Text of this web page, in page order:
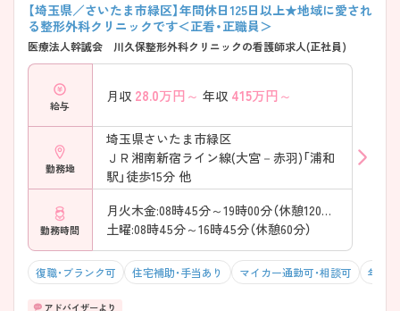
【埼玉県／さいたま市緑区】年間休日125日以上★地域に愛され
る整形外科クリニックです＜正看・正職員＞
医療法人幹誠会 川久保整形外科クリニックの看護師求人(正社員)
給与
月収 28.0万円～ 年収 415万円～
勤務地
埼玉県さいたま市緑区
ＪＲ湘南新宿ライン線(大宮－赤羽)「浦和
駅」徒歩15分 他
勤務時間
月火木金:08時45分～19時00分（休憩120分）
土曜:08時45分～16時45分（休憩60分）
復職・ブランク可 住宅補助・手当あり マイカー通勤可・相談可 年間